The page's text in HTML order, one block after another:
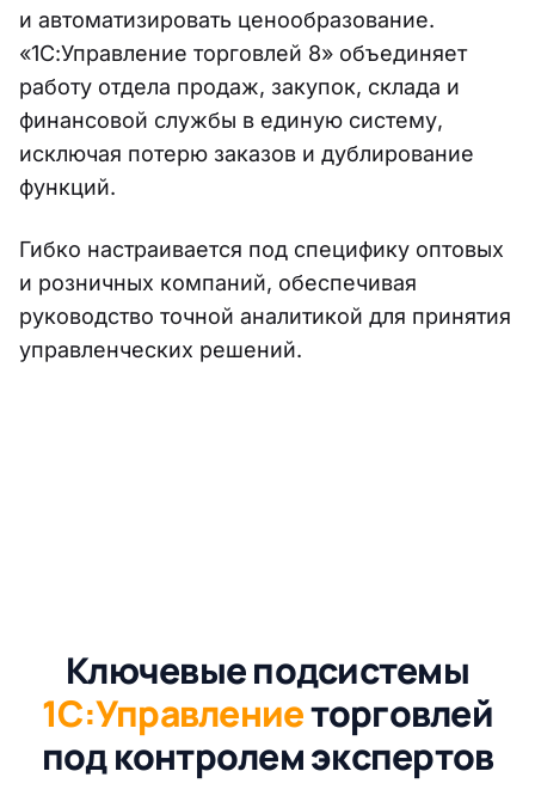
и автоматизировать ценообразование.
«1С:Управление торговлей 8» объединяет
работу отдела продаж, закупок, склада и
финансовой службы в единую систему,
исключая потерю заказов и дублирование
функций.
Гибко настраивается под специфику оптовых
и розничных компаний, обеспечивая
руководство точной аналитикой для принятия
управленческих решений.
Ключевые подсистемы
1С:Управлениеторговлей
под контролем экспертов